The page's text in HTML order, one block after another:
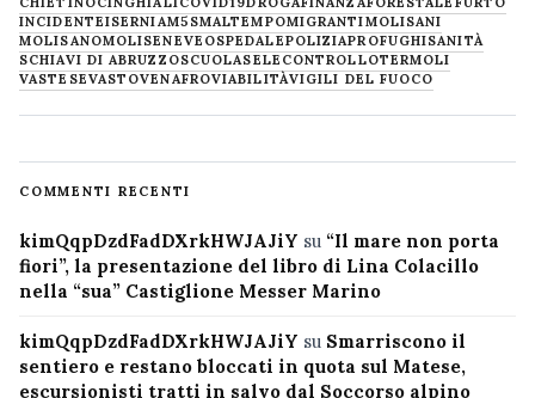
INCIDENTEISERNIAM5SMALTEMPOMIGRANTIMOLISANI
MOLISANOMOLISENEVE OSPEDALEPOLIZIAPROFUGHISANITÀ
SCHIAVI DI ABRUZZOSCUOLASELECONTROLLOTERMOLI
VASTESEVASTOVENAFROVIABILITÀVIGILI DEL FUOCO
COMMENTI RECENTI
kimQqpDzdFadDXrkHWJAJiY su “Il mare non porta
fiori”, la presentazione del libro di Lina Colacillo
nella “sua” Castiglione Messer Marino
kimQqpDzdFadDXrkHWJAJiY su Smarriscono il
sentiero e restano bloccati in quota sul Matese,
escursionisti tratti in salvo dal Soccorso alpino